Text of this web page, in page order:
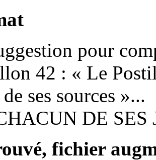
pour
42 : « Le
ses sources »...
DE SES
fichier